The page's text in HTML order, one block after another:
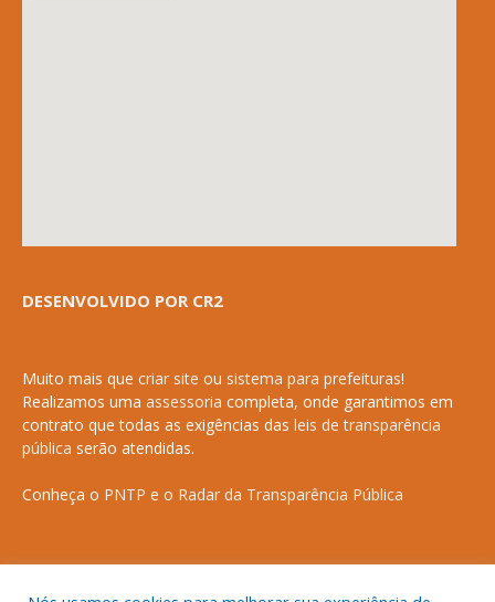
DESENVOLVIDO POR CR2
Muito mais que criar site ou sistema para prefeituras!
Realizamos uma assessoria completa, onde garantimos em
contrato que todas as exigências das leis de transparência
pública serão atendidas.
Conheça o PNTP e o Radar da Transparência Pública